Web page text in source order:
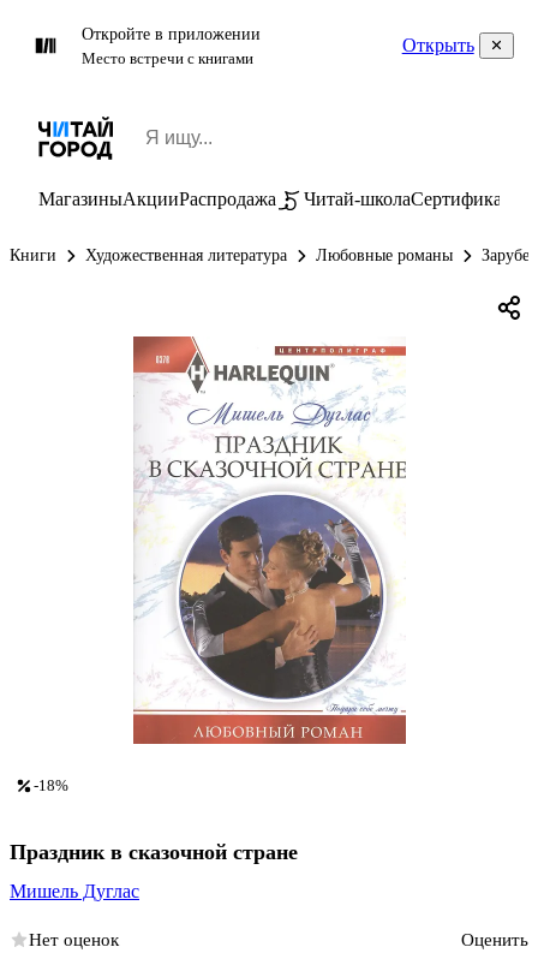
Откройте в приложении
Место встречи с книгами
Открыть
МагазиныАкцииРаспродажа Читай-школаСертификаты
Книги Художественная литература Любовные романы
-18%
Праздник в сказочной стране
Мишель Дуглас
Нет оценок
Оценить